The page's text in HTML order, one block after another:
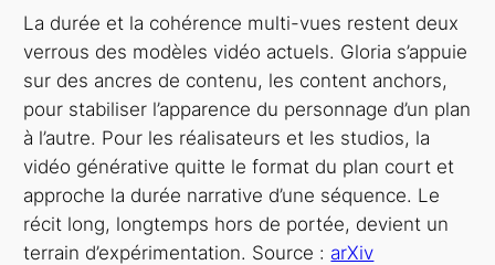
La durée et la cohérence multi-vues restent deux
verrous des modèles vidéo actuels. Gloria s’appuie
sur des ancres de contenu, les content anchors,
pour stabiliser l’apparence du personnage d’un plan
à l’autre. Pour les réalisateurs et les studios, la
vidéo générative quitte le format du plan court et
approche la durée narrative d’une séquence. Le
récit long, longtemps hors de portée, devient un
terrain d’expérimentation. Source : arXiv